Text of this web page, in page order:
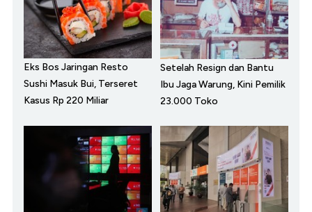
Eks Bos Jaringan Resto
Sushi Masuk Bui, Terseret
Kasus Rp 220 Miliar
Setelah Resign dan Bantu
Ibu Jaga Warung, Kini Pemilik
23.000 Toko